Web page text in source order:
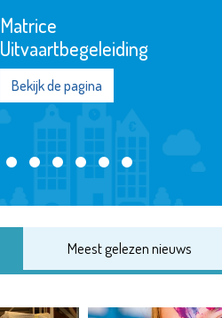
Matrice
Uitvaartbegeleiding
Bekijk de pagina
Meest gelezen nieuws